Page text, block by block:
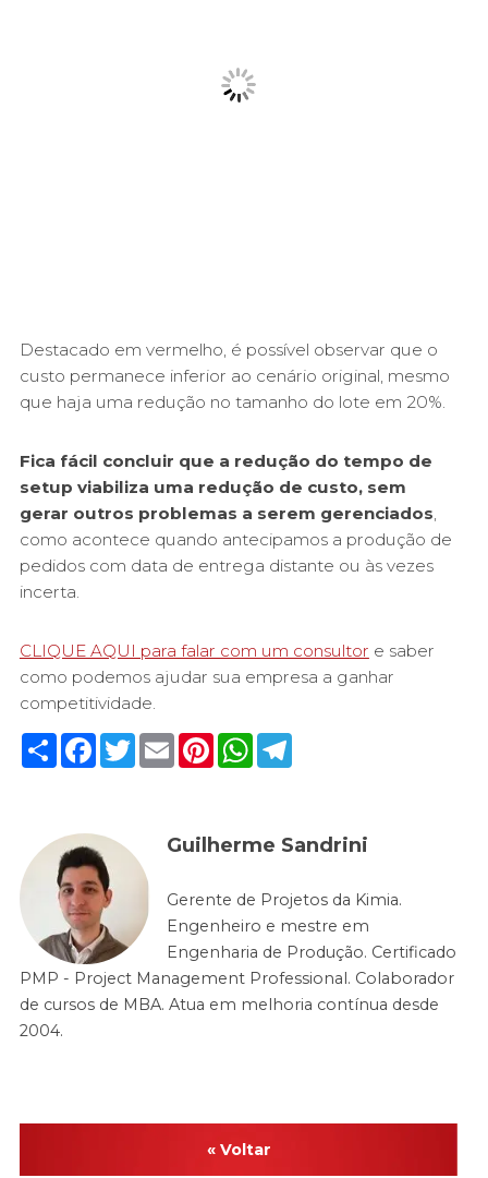
Destacado em vermelho, é possível observar que o
custo permanece inferior ao cenário original, mesmo
que haja uma redução no tamanho do lote em 20%.
Fica fácil concluir que a redução do tempo de
setup viabiliza uma redução de custo, sem
gerar outros problemas a serem gerenciados,
como acontece quando antecipamos a produção de
pedidos com data de entrega distante ou às vezes
incerta.
CLIQUE AQUI para falar com um consultor e saber
como podemos ajudar sua empresa a ganhar
competitividade.
ShareFacebook
TwitterEmailPinterestWhatsApp
Telegram
Guilherme Sandrini
Gerente de Projetos da Kimia.
Engenheiro e mestre em
Engenharia de Produção. Certificado
PMP - Project Management Professional. Colaborador
de cursos de MBA. Atua em melhoria contínua desde
2004.
« Voltar